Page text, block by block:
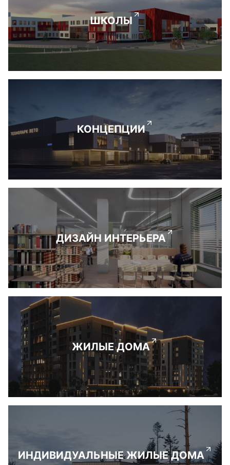
ШКОЛЫ
КОНЦЕПЦИИ
ДИЗАЙН ИНТЕРЬЕРА
ЖИЛЫЕ ДОМА
ИНДИВИДУАЛЬНЫЕ ЖИЛЫЕ ДОМА